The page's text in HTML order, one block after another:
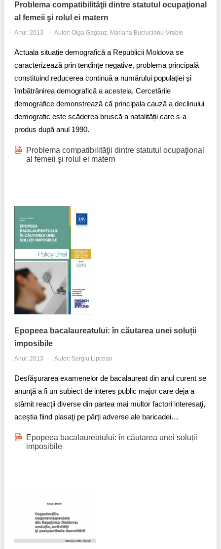
Problema compatibilităţii dintre statutul ocupaţional
al femeii şi rolul ei matern
Anul: 2013 Autor: Olga Gagauz, Mariana Buciucianu-Vrabie
Actuala situație demografică a Republicii Moldova se
caracterizează prin tendințe negative, problema principală
constituind reducerea continuă a numărului populației și
îmbătrânirea demografică a acesteia. Cercetările
demografice demonstrează că principala cauză a declinului
demografic este scăderea bruscă a natalității care s-a
produs după anul 1990.
Problema compatibilităţii dintre statutul ocupaţional
al femeii şi rolul ei matern
Epopeea bacalaureatului: în căutarea unei soluții
imposibile
Anul: 2013 Autor: Sergiu Lipcean
Desfăşurarea examenelor de bacalaureat din anul curent se
anunţă a fi un subiect de interes public major care deja a
stârnit reacţii diverse din partea mai multor factori interesaţi,
aceştia fiind plasaţi pe părţi adverse ale baricadei…
Epopeea bacalaureatului: în căutarea unei soluții
imposibile